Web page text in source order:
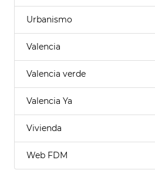
Urbanismo
Valencia
Valencia verde
Valencia Ya
Vivienda
Web FDM